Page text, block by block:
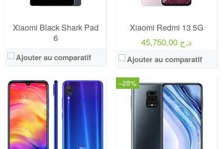
Xiaomi Black Shark Pad
6
Ajouter au comparatif
Xiaomi Redmi 13 5G
45,750.00 د.ج
Ajouter au comparatif
–28%